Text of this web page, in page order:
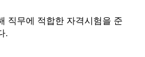
직무에 적합한 자격시험을 준
.